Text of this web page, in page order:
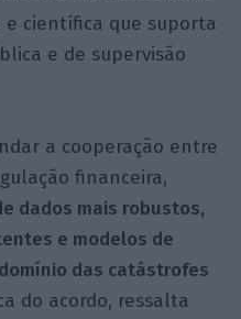
e científica que suporta
e de supervisão
a cooperação entre
financeira,
dados mais robustos,
e modelos de
das catástrofes
do acordo, ressalta